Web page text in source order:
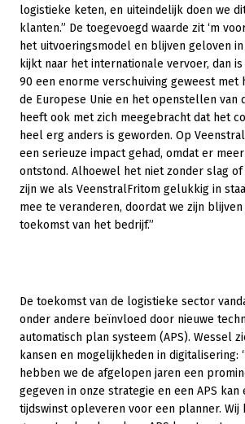
logistieke keten, en uiteindelijk doen we
klanten.” De toegevoegd waarde zit ‘m
het uitvoeringsmodel en blijven geloven in
kijkt naar het internationale vervoer, dan
90 een enorme verschuiving geweest met
de Europese Unie en het openstellen van
heeft ook met zich meegebracht dat het
heel erg anders is geworden. Op
een serieuze impact gehad, omdat er
ontstond. Alhoewel het niet zonder slag
zijn we als VeenstralFritom gelukkig in
mee te veranderen, doordat we zijn
toekomst van het bedrijf.”
De toekomst van de logistieke sector
onder andere beïnvloed door nieuwe
automatisch plan systeem (APS). Wessel
kansen en mogelijkheden in digitalisering:
hebben we de afgelopen jaren een
gegeven in onze strategie en een APS
tijdswinst opleveren voor een planner.